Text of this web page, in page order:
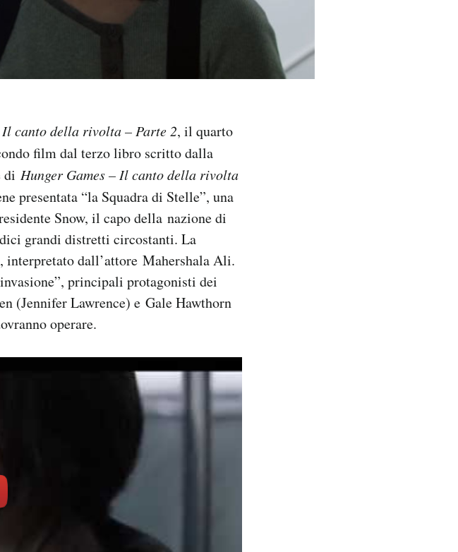
Il canto della rivolta – Parte 2, il quarto
film dal terzo libro scritto dalla
di Hunger Games – Il canto della rivolta
presentata “la Squadra di Stelle”, una
Snow, il capo della nazione di
grandi distretti circostanti. La
interpretato dall’attore Mahershala Ali.
principali protagonisti dei
(Jennifer Lawrence) e Gale Hawthorn
operare.